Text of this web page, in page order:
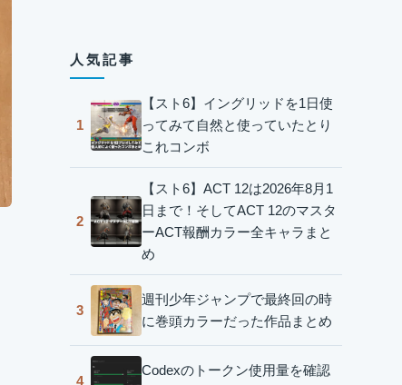
人気記事
1
【スト6】イングリッドを1日使
ってみて自然と使っていたとり
これコンボ
2
【スト6】ACT 12は2026年8月1
日まで！そしてACT 12のマスタ
ーACT報酬カラー全キャラまと
め
3
週刊少年ジャンプで最終回の時
に巻頭カラーだった作品まとめ
4
Codexのトークン使用量を確認